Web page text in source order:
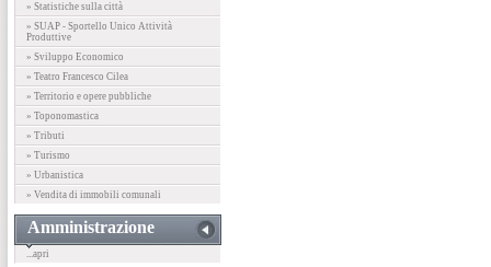
» Statistiche sulla città
» SUAP - Sportello Unico Attività
Produttive
» Sviluppo Economico
» Teatro Francesco Cilea
» Territorio e opere pubbliche
» Toponomastica
» Tributi
» Turismo
» Urbanistica
» Vendita di immobili comunali
Amministrazione
...apri